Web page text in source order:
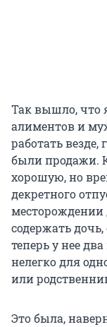
Так вышло, что
алиментов и
работать
были продажи.
хорошую, но
декретного
месторождении
содержать
теперь у нее
нелегко для
или
Это была,